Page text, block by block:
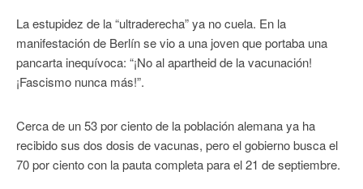
La estupidez de la “ultraderecha” ya no cuela. En la
manifestación de Berlín se vio a una joven que portaba una
pancarta inequívoca: “¡No al apartheid de la vacunación!
¡Fascismo nunca más!”.
Cerca de un 53 por ciento de la población alemana ya ha
recibido sus dos dosis de vacunas, pero el gobierno busca el
70 por ciento con la pauta completa para el 21 de septiembre.